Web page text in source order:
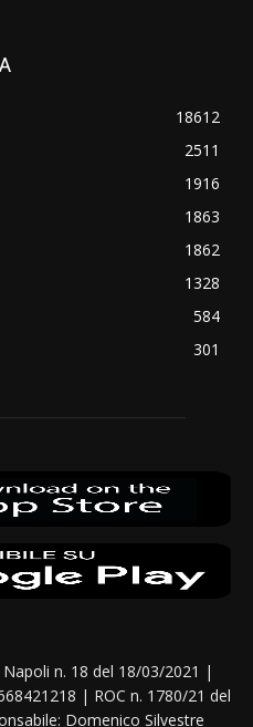
18612
2511
1916
1863
1862
1328
584
301
n. 18 del 18/03/2021 |
| ROC n. 1780/21 del
Domenico Silvestre